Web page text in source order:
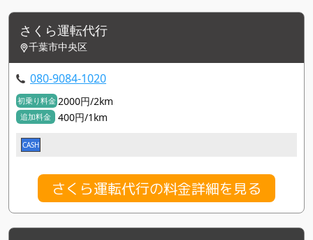
さくら運転代行
千葉市中央区
080-9084-1020
初乗り料金 2000円/2km
追加料金 400円/1km
CASH
さくら運転代行の料金詳細を見る